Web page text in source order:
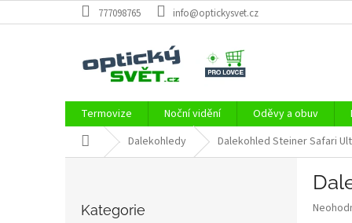
na
777098765 info@optickysvet.cz
Termovize Noční vidění Oděvy a obuv
Domů Dalekohledy Dalekohled Steiner Safari
kategorie
Kategorie